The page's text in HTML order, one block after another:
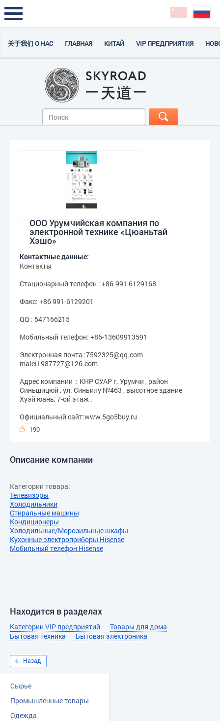
关于我们 О НАС ГЛАВНАЯ КИТАЙ VIP ПРЕДПРИЯТИЯ
Сырье
Промышленные товары
Одежда
ООО Урумчийская компания по
электронной технике «Цюаньтай
Хэшо»
Контактные данные:
Контакты
Cтационарный телефон : +86-991 6129168
Факс: +86 991-6129201
QQ : 547166215
Мобильный телефон: +86-13609913591
Электронная почта :7592325@qq.com
malei1987727@126.com
Адрес компании：КНР СУАР г. Урумчи , район
Синьшицюй , ул. Синьилу №463 , высотное здание
Хуэй юань, 7-ой этаж .
Официальный сайт:www.5go5buy.ru
190
Описание компании
Категории товара:
Телевизоры
Холодильники
Стиральные машины
Кондиционеры
Холодильные/Морозильные шкафы
Кухонные электроприборы Hisense
Мобильный телефон Hisense
Находится в разделах
Категории VIP предприятий
Товары для дома
Бытовая техника
Бытовая электроника
Назад